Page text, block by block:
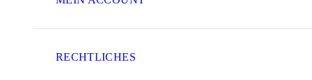
RECHTLICHES